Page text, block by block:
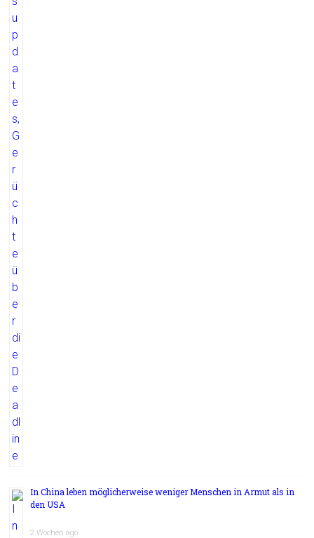
In China leben möglicherweise weniger Menschen in Armut als in
den USA
2 Wochen ago